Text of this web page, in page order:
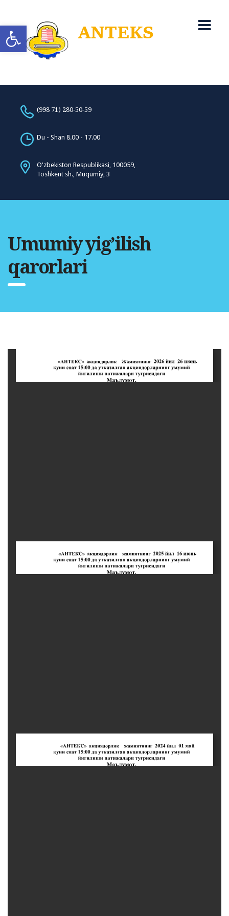
Open toolbar
(998 71) 280-50-59
Du - Shan 8.00 - 17.00
O'zbekiston Respublikasi, 100059,
Toshkent sh., Muqumiy, 3
Umumiy yig’ilish
qarorlari